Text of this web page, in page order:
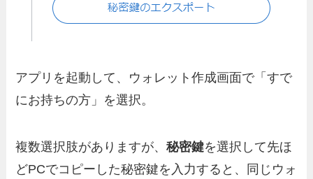
アプリを起動して、ウォレット作成画面で「すで
にお持ちの方」を選択。
複数選択肢がありますが、秘密鍵を選択して先ほ
どPCでコピーした秘密鍵を入力すると、同じウォ